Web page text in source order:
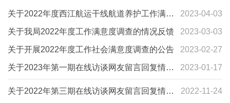
道关键节点通航保畅工作问卷调查的通知 2023-04-03
关于2022年度西江航运干线航道养护工作满意
度调查的情况反馈 2023-03-03
关于我局2022年度工作满意度调查的情况反馈
2023-02-27
关于开展2022年度工作社会满意度调查的公告
2023-01-17
关于2023年第一期在线访谈网友留言回复情况
的公告
2022-11-24
关于2022年第三期在线访谈网友留言回复情况